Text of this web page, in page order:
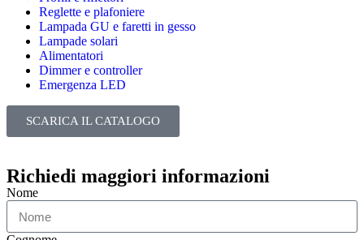
Reglette e plafoniere
Lampada GU e faretti in gesso
Lampade solari
Alimentatori
Dimmer e controller
Emergenza LED
SCARICA IL CATALOGO
Richiedi maggiori informazioni
Nome